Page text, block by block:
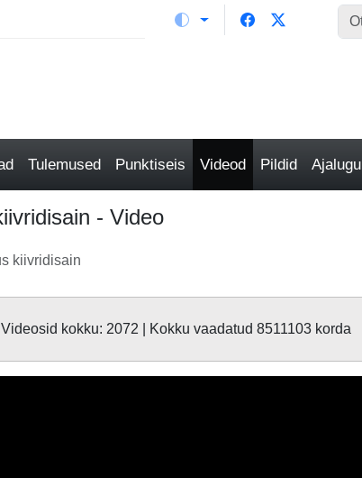
Tulemused Punktiseis Videod Pildid Ajalugu
- Video
kiivridisain
Videosid kokku: 2072 | Kokku vaadatud 8511103 korda